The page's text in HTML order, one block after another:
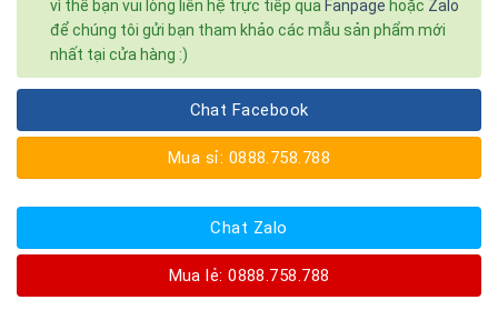
vì thế bạn vui lòng liên hệ trực tiếp qua Fanpage hoặc Zalo
để chúng tôi gửi bạn tham khảo các mẫu sản phẩm mới
nhất tại cửa hàng :)
Chat Facebook
Mua sỉ: 0888.758.788
Chat Zalo
Mua lẻ: 0888.758.788